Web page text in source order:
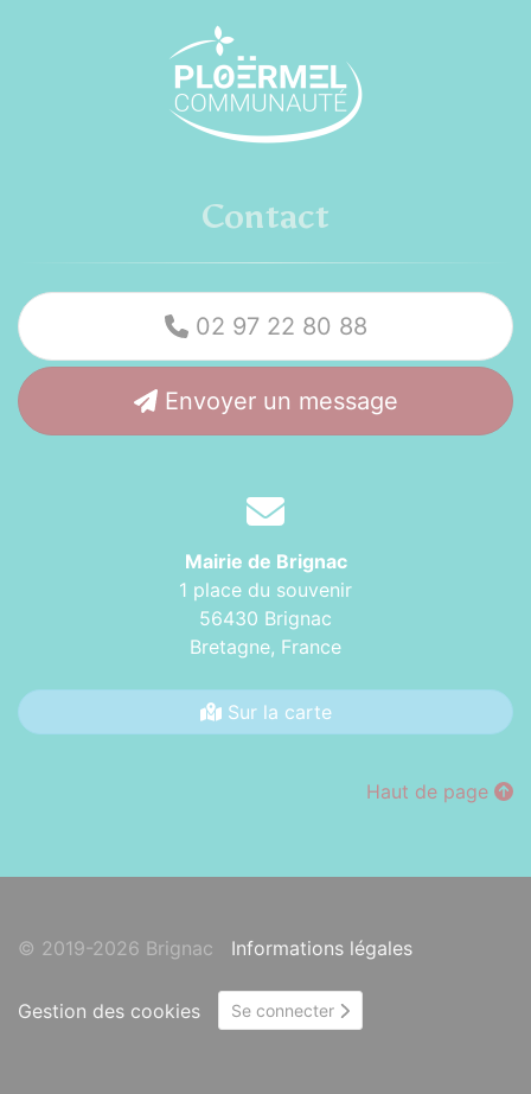
Contact
02 97 22 80 88
Envoyer un message
Mairie de Brignac
1 place du souvenir
56430 Brignac
Bretagne, France
Sur la carte
Haut de page
© 2019-2026 Brignac Informations légales
Gestion des cookies Se connecter